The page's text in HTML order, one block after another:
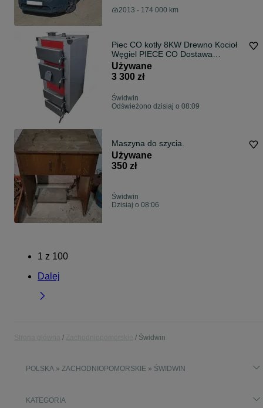
2013 - 174 000 km
Piec CO kotły 8KW Drewno Kocioł
Węgiel PIECE CO Dostawa
zasypowy
Używane
3 300 zł
Świdwin
Odświeżono dzisiaj o 08:09
Maszyna do szycia.
Używane
350 zł
Świdwin
Dzisiaj o 08:06
1 z 100
Dalej
Świdwin
POLSKA » ZACHODNIOPOMORSKIE » ŚWIDWIN
KATEGORIA